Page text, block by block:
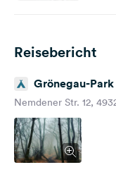
Reisebericht
Grönegau-
Nemdener Str. 12,